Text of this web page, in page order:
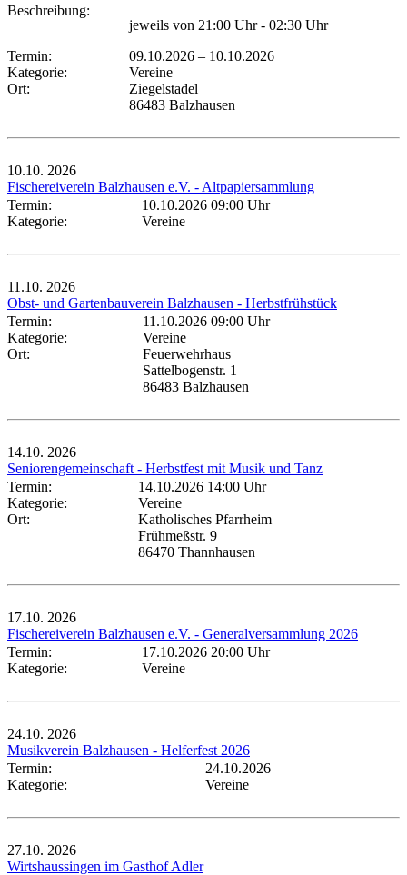
Beschreibung:
jeweils von 21:00 Uhr - 02:30 Uhr
Termin:
09.10.2026 – 10.10.2026
Kategorie:
Vereine
Ort:
Ziegelstadel
86483 Balzhausen
10.10. 2026
Fischereiverein Balzhausen e.V. - Altpapiersammlung
Termin:
10.10.2026 09:00 Uhr
Kategorie:
Vereine
11.10. 2026
Obst- und Gartenbauverein Balzhausen - Herbstfrühstück
Termin:
11.10.2026 09:00 Uhr
Kategorie:
Vereine
Ort:
Feuerwehrhaus
Sattelbogenstr. 1
86483 Balzhausen
14.10. 2026
Seniorengemeinschaft - Herbstfest mit Musik und Tanz
Termin:
14.10.2026 14:00 Uhr
Kategorie:
Vereine
Ort:
Katholisches Pfarrheim
Frühmeßstr. 9
86470 Thannhausen
17.10. 2026
Fischereiverein Balzhausen e.V. - Generalversammlung 2026
Termin:
17.10.2026 20:00 Uhr
Kategorie:
Vereine
24.10. 2026
Musikverein Balzhausen - Helferfest 2026
Termin:
24.10.2026
Kategorie:
Vereine
27.10. 2026
Wirtshaussingen im Gasthof Adler